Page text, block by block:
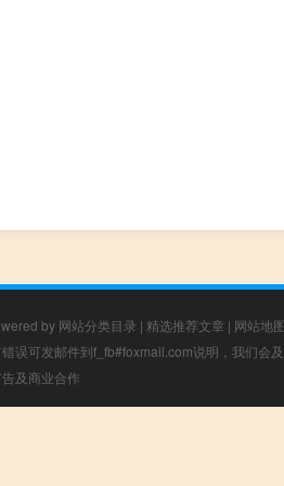
by 网站分类目录 | 精选推荐文章 | 网站地图
误可发邮件到f_fb#foxmail.com说明，我们会
及商业合作